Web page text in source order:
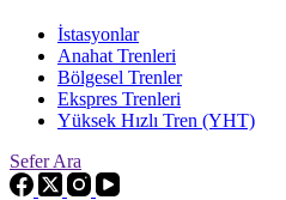
İstasyonlar
Anahat Trenleri
Bölgesel Trenler
Ekspres Trenleri
Yüksek Hızlı Tren (YHT)
Sefer Ara